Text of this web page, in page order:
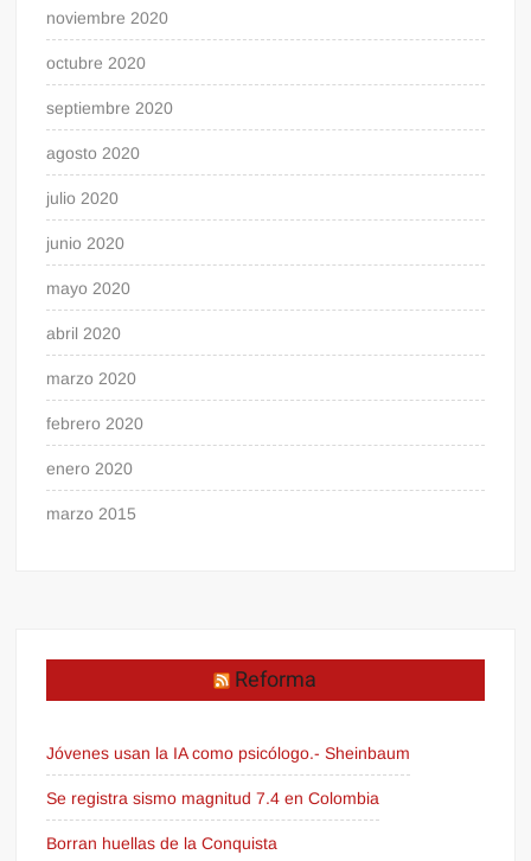
noviembre 2020
octubre 2020
septiembre 2020
agosto 2020
julio 2020
junio 2020
mayo 2020
abril 2020
marzo 2020
febrero 2020
enero 2020
marzo 2015
Reforma
Jóvenes usan la IA como psicólogo.- Sheinbaum
Se registra sismo magnitud 7.4 en Colombia
Borran huellas de la Conquista